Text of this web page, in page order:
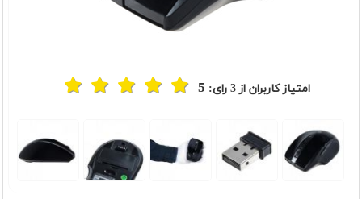
امتیاز کاربران از3 رای: 5